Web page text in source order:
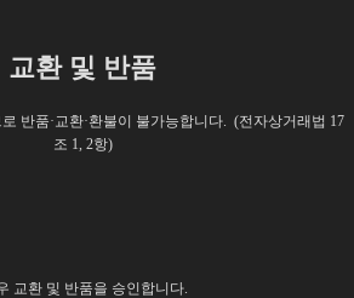
교환 및 반품
반품·교환·환불이 불가능합니다. (전자상거래법 17
조 1, 2항)
교환 및 반품을 승인합니다.